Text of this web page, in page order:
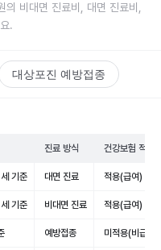
의 비대면 진료비, 대면 진료비,
.
대상포진 예방접종
진료 방식 건강보험 적용
기준 대면 진료 적용(급여)
기준 비대면 진료 적용(급여)
예방접종 미적용(비급여)